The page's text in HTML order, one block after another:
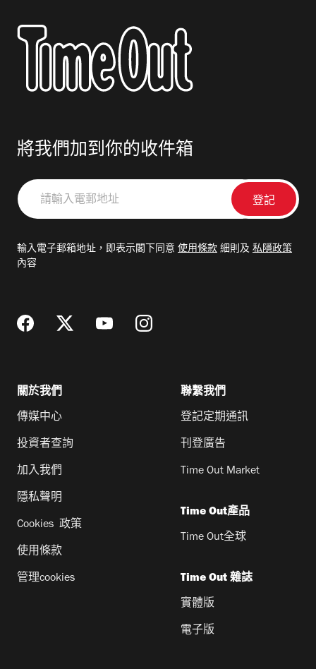
將我們加到你的收件箱
請
輸
郵
輸入電子郵箱地址，即表示閣下同意 使用條款 細則及 私隱政策
內容
關於我們
傳媒中心
投資者查詢
加入我們
隱私聲明
Cookies 政策
使用條款
管理cookies
聯繫我們
登記定期通訊
刊登廣告
Time Out Market
Time Out產品
Time Out全球
Time Out 雜誌
實體版
電子版